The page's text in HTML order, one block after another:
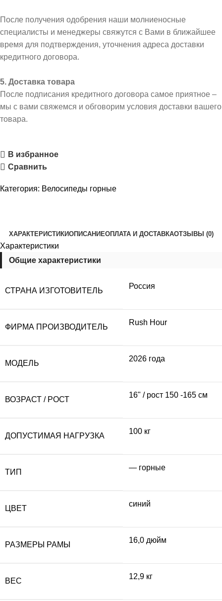
После получения одобрения наши молниеносные
специалисты и менеджеры свяжутся с Вами в ближайшее
время для подтверждения, уточнения адреса доставки
кредитного договора.
5. Доставка товара
После подписания кредитного договора самое приятное –
мы с вами свяжемся и обговорим условия доставки вашего
товара.
В избранное
Сравнить
Категория: Велосипеды горные
ХАРАКТЕРИСТИКИОПИСАНИЕОПЛАТА И ДОСТАВКАОТЗЫВЫ (0)
Характеристики
Общие характеристики
СТРАНА ИЗГОТОВИТЕЛЬ
Россия
ФИРМА ПРОИЗВОДИТЕЛЬ
Rush Hour
МОДЕЛЬ
2026 года
ВОЗРАСТ / РОСТ
16" / рост 150 -165 см
ДОПУСТИМАЯ НАГРУЗКА
100 кг
ТИП
— горные
ЦВЕТ
синий
РАЗМЕРЫ РАМЫ
16,0 дюйм
ВЕС
12,9 кг